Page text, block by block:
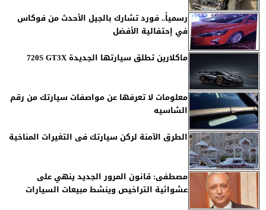
رسمياً.. فورد تشارك بالجيل الأحدث من فوكاس
في إحتفالية الأفضل
ماكلارين تطلق سيارتها الجديدة 720S GT3X
معلومات لا تعرفها عن مواصفات سيارتك من رقم
الشاسيه
الطرق الآمنة لركن سيارتك فى التغيرات المناخية
مصطفى: قانون المرور الجديد ينهي على
عشوائية التراخيص وينشط مبيعات السيارات